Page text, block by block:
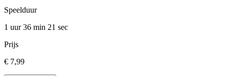
Speelduur
1 uur 36 min 21 sec
Prijs
€ 7,99